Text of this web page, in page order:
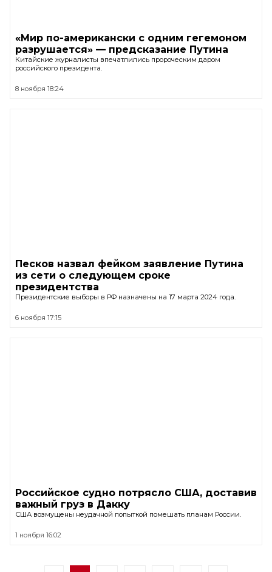
«Мир по-американски с одним гегемоном
разрушается» — предсказание Путина
Китайские журналисты впечатлились пророческим даром
российского президента.
8 ноября 18:24
Песков назвал фейком заявление Путина
из сети о следующем сроке
президентства
Президентские выборы в РФ назначены на 17 марта 2024 года.
6 ноября 17:15
Российское судно потрясло США, доставив
важный груз в Дакку
США возмущены неудачной попыткой помешать планам России.
1 ноября 16:02